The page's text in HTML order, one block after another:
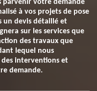
parvenir votre demande
à vos projets de pose
un devis détaillé et
sur les services que
des travaux que
lequel nous
interventions et
demande.